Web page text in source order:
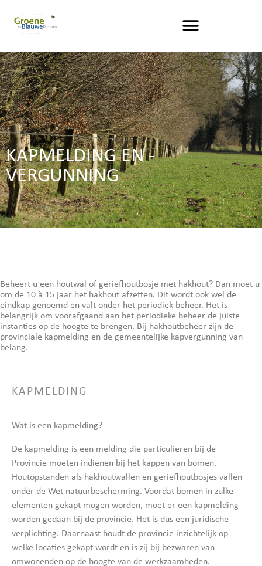
KAPMELDING EN -
VERGUNNING
Beheert u een houtwal of geriefhoutbosje met hakhout? Dan moet u
om de 10 à 15 jaar het hakhout afzetten. Dit wordt ook wel de
eindkap genoemd en valt onder het periodiek beheer. Het is
belangrijk om voorafgaand aan het periodieke beheer de juiste
instanties op de hoogte te brengen. Bij hakhoutbeheer zijn de
provinciale kapmelding en de gemeentelijke kapvergunning van
belang.
KAPMELDING
Wat is een kapmelding?
De kapmelding is een melding die particulieren bij de
Provincie moeten indienen bij het kappen van bomen.
Houtopstanden als hakhoutwallen en geriefhoutbosjes vallen
onder de Wet natuurbescherming. Voordat bomen in zulke
elementen gekapt mogen worden, moet er een kapmelding
worden gedaan bij de provincie. Het is dus een juridische
verplichting. Daarnaast houdt de provincie inzichtelijk op
welke locaties gekapt wordt en is zij bij bezwaren van
omwonenden op de hoogte van de werkzaamheden.